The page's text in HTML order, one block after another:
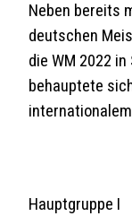
Neben bereits
deutschen
die WM 2022
behauptete
Hauptgruppe I